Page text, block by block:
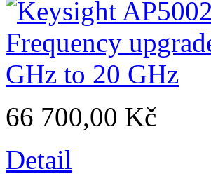
66 700,00 Kč
Detail